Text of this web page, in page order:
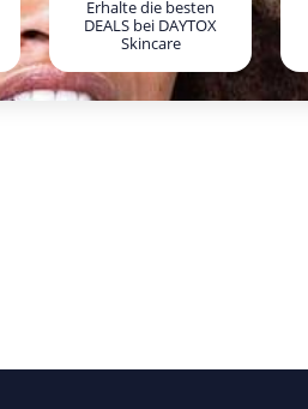
Erhalte die besten
DEALS bei DAYTOX
Skincare